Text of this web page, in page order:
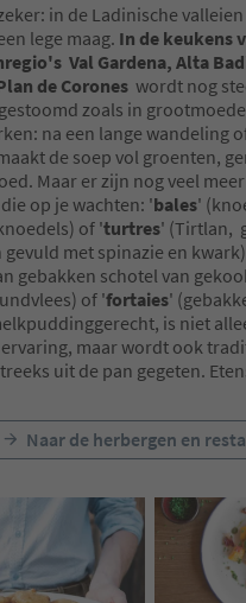
in de Ladinische
lege maag. In de keukens
Val Gardena, Alta
de Corones wordt nog
zoals in
na een lange wandeling
de soep vol groenten,
Maar er zijn nog veel
op je wachten: 'bales'
of 'turtres' (Tirtlan,
gevuld met spinazie en
gebakken schotel van
of 'fortaies'
is niet
maar wordt ook
uit de pan gegeten.
Naar de herbergen en